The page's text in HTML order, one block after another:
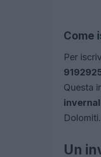
Come
Per
Questa
Dolomiti.
Un